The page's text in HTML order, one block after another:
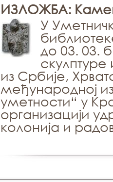
ИЗЛОЖБА: Камен
У
до 03. 03.
скулптуре
из Србије,
међународној
уметности“ у
организацији
колонија и